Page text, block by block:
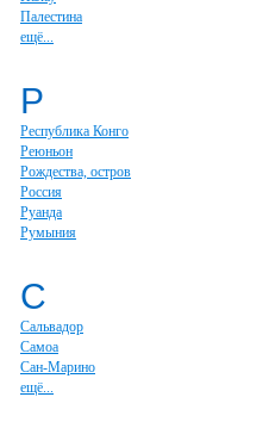
Палестина
ещё...
Р
Республика Конго
Реюньон
Рождества, остров
Россия
Руанда
Румыния
С
Сальвадор
Самоа
Сан-Марино
ещё...